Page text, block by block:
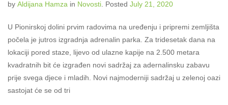
by Aldijana Hamza in Novosti Posted July 21, 2020
U Pionirskoj dolini prvim radovima na uređenju i pripremi zemljišta
počela je jutros izgradnja adrenalin parka. Za tridesetak dana na
lokaciji pored staze, lijevo od ulazne kapije na 2.500 metara
kvadratnih bit će izgrađen novi sadržaj za adernalinsku zabavu
prije svega djece i mladih. Novi najmoderniji sadržaj u zelenoj oazi
sastojat će se od tri